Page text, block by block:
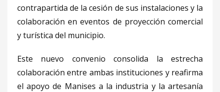
contrapartida de la cesión de sus instalaciones y la
colaboración en eventos de proyección comercial
y turística del municipio.
Este nuevo convenio consolida la estrecha
colaboración entre ambas instituciones y reafirma
el apoyo de Manises a la industria y la artesanía